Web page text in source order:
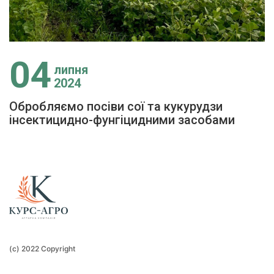
04 липня
2024
Обробляємо посіви сої та кукурудзи
інсектицидно-фунгіцидними засобами
(c) 2022 Copyright